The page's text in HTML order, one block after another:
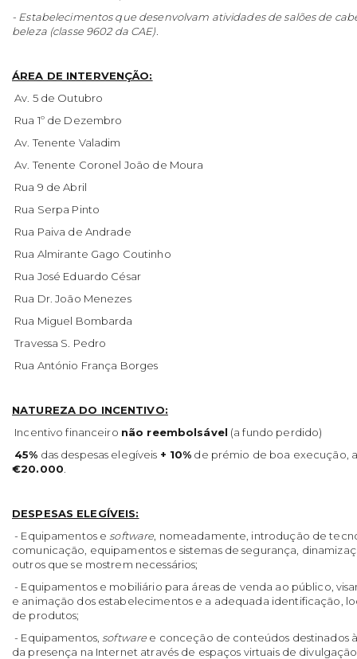
- Estabelecimentos que desenvolvam atividades de salões de
beleza (classe 9602 da CAE).
ÁREA DE INTERVENÇÃO:
Av. 5 de Outubro
Rua 1º de Dezembro
Av. Tenente Valadim
Av. Tenente Coronel João de Moura
Rua 9 de Abril
Rua Serpa Pinto
Rua Paiva de Andrade
Rua Almirante Gago Coutinho
Rua José Eduardo César
Rua Dr. João Menezes
Rua Miguel Bombarda
Travessa S. Pedro
Rua António França Borges
NATUREZA DO INCENTIVO:
Incentivo financeiro não reembolsável (a fundo perdido)
45% das despesas elegíveis + 10% de prémio de boa execução,
€20.000
DESPESAS ELEGÍVEIS:
- Equipamentos e software , nomeadamente, introdução de
comunicação, equipamentos e sistemas de segurança,
outros que se mostrem necessários;
- Equipamentos e mobiliário para áreas de venda ao público,
e animação dos estabelecimentos e a adequada identificação,
de produtos;
- Equipamentos, software e conceção de conteúdos destinados
da presença na Internet através de espaços virtuais de